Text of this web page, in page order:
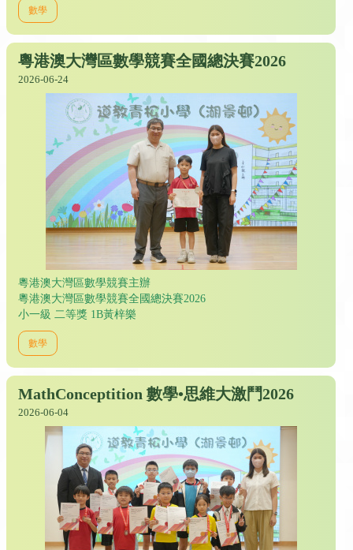
數學
粵港澳大灣區數學競賽全國總決賽2026
2026-06-24
粵港澳大灣區數學競賽主辦
粵港澳大灣區數學競賽全國總決賽2026
小一級 二等獎 1B黃梓樂
數學
MathConceptition 數學•思維大激鬥2026
2026-06-04